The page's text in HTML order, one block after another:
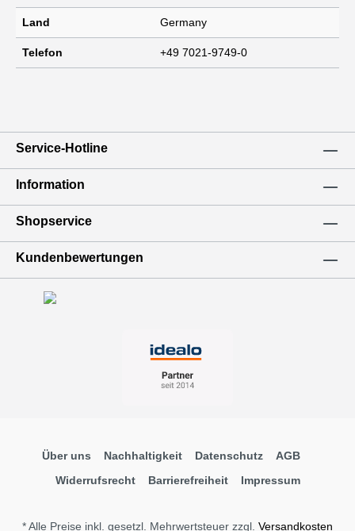
Land Germany
Telefon +49 7021-9749-0
Service-Hotline
Information
Shopservice
Kundenbewertungen
Über uns Nachhaltigkeit Datenschutz
AGB
Widerrufsrecht
Barrierefreiheit Impressum
* Alle Preise inkl. gesetzl. Mehrwertsteuer zzgl. Versandkosten